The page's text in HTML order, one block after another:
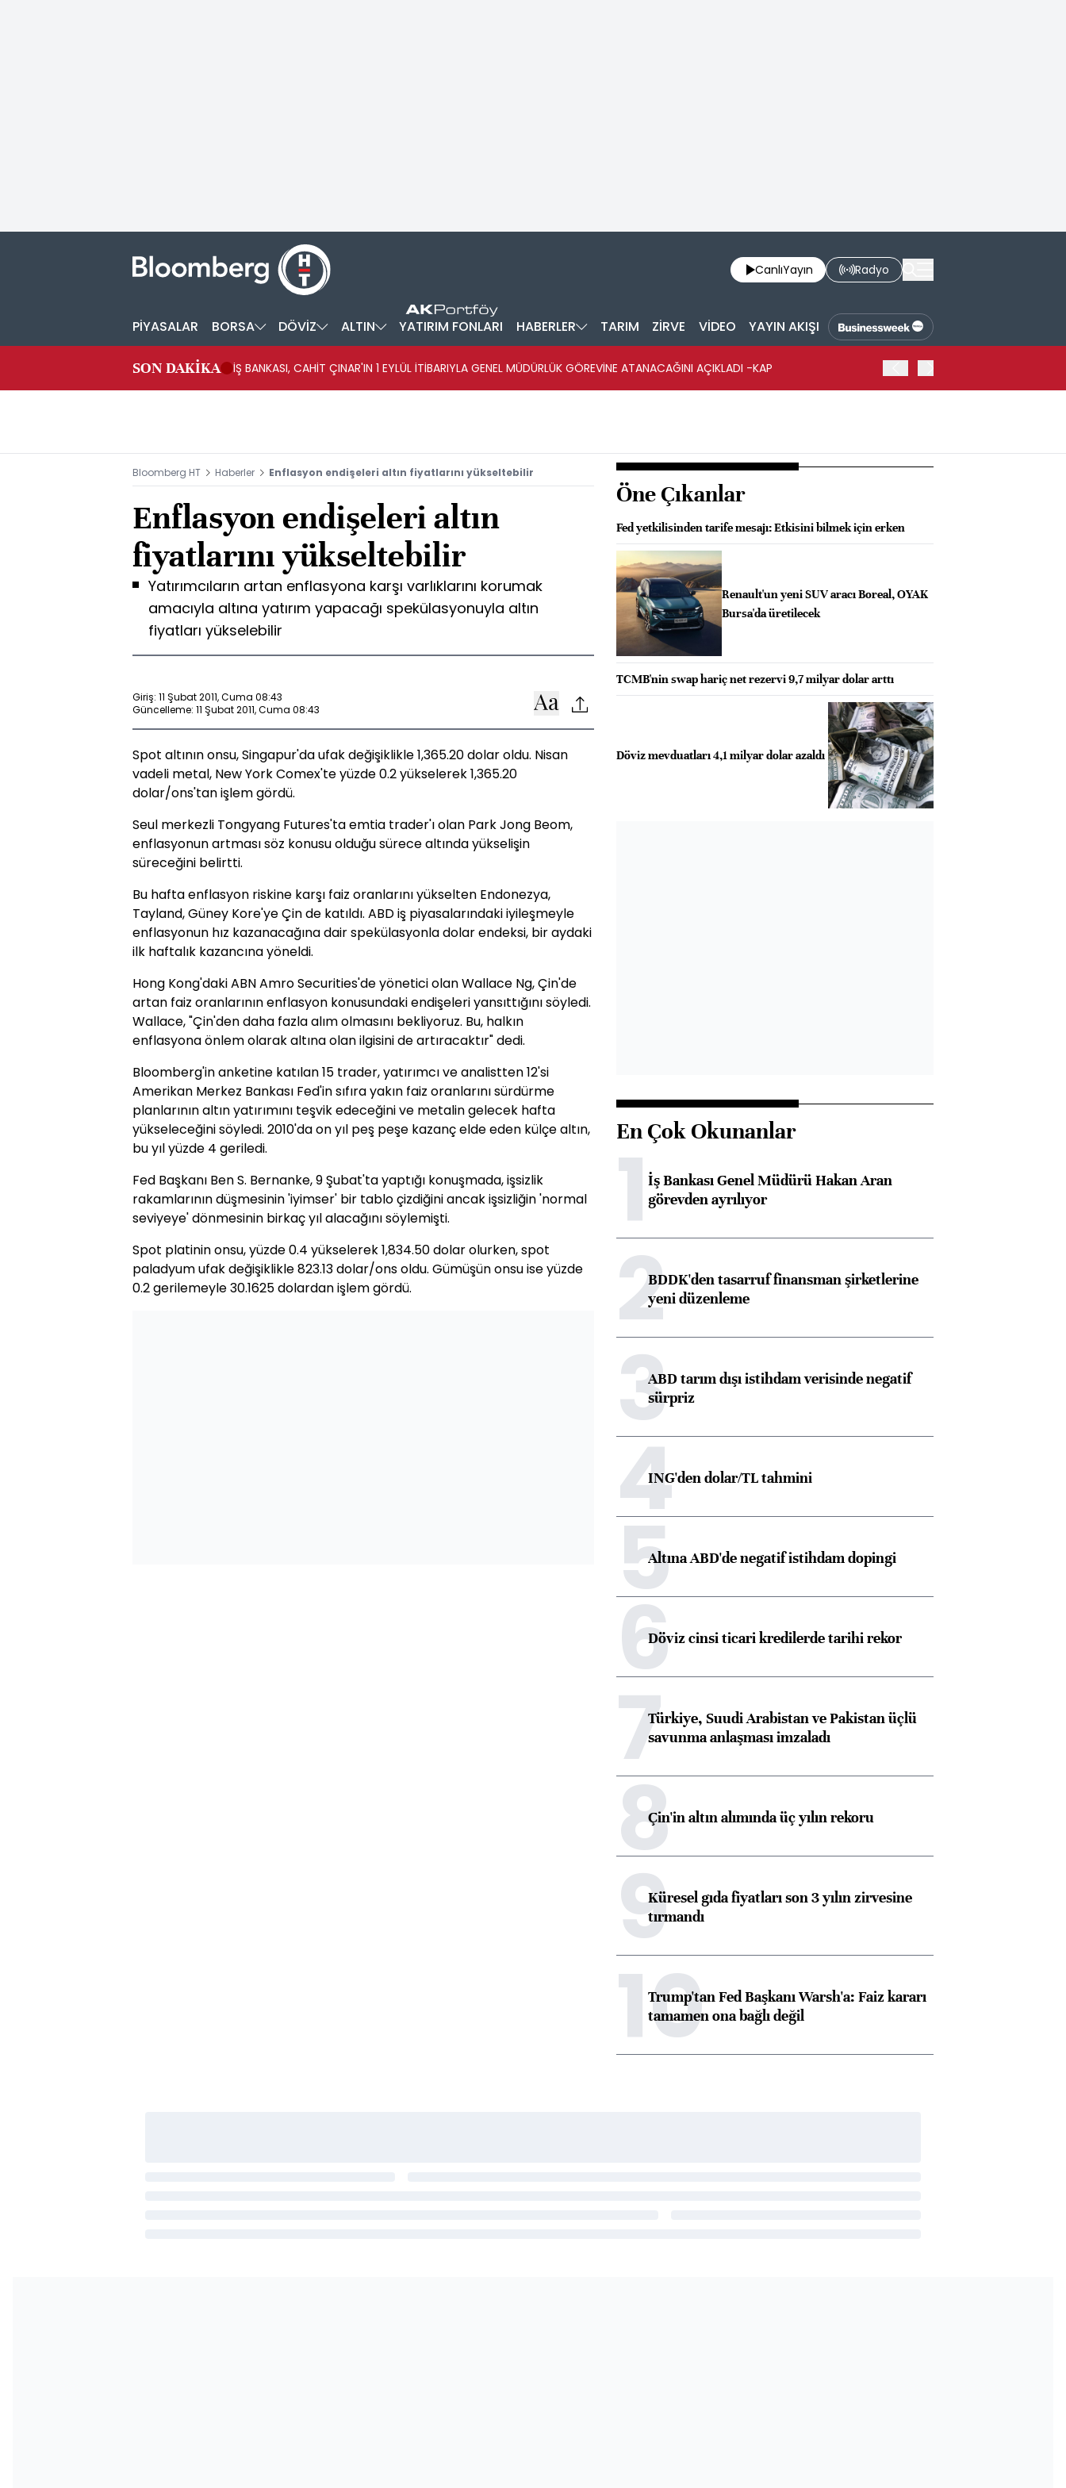
CanlıYayın Radyo
PİYASALAR BORSA DÖVİZ ALTIN YATIRIM FONLARI HABERLER TARIM ZİRVE VİDEO YAYIN AKIŞI
SON DAKİKA İŞ BANKASI, CAHİT ÇINAR'IN 1 EYLÜL İTİBARIYLA GENEL MÜDÜRLÜK GÖREVİNE ATANACAĞINI AÇIKLADI -KAP
Bloomberg HT Haberler Enflasyon endişeleri altın fiyatlarını yükseltebilir
Enflasyon endişeleri altın
fiyatlarını yükseltebilir
Yatırımcıların artan enflasyona karşı varlıklarını korumak
amacıyla altına yatırım yapacağı spekülasyonuyla altın
fiyatları yükselebilir
Giriş: 11 Şubat 2011, Cuma 08:43
Güncelleme: 11 Şubat 2011, Cuma 08:43
Spot altının onsu, Singapur'da ufak değişiklikle 1,365.20 dolar oldu. Nisan
vadeli metal, New York Comex'te yüzde 0.2 yükselerek 1,365.20
dolar/ons'tan işlem gördü.
Seul merkezli Tongyang Futures'ta emtia trader'ı olan Park Jong Beom,
enflasyonun artması söz konusu olduğu sürece altında yükselişin
süreceğini belirtti.
Bu hafta enflasyon riskine karşı faiz oranlarını yükselten Endonezya,
Tayland, Güney Kore'ye Çin de katıldı. ABD iş piyasalarındaki iyileşmeyle
enflasyonun hız kazanacağına dair spekülasyonla dolar endeksi, bir aydaki
ilk haftalık kazancına yöneldi.
Hong Kong'daki ABN Amro Securities'de yönetici olan Wallace Ng, Çin'de
artan faiz oranlarının enflasyon konusundaki endişeleri yansıttığını söyledi.
Wallace, "Çin'den daha fazla alım olmasını bekliyoruz. Bu, halkın
enflasyona önlem olarak altına olan ilgisini de artıracaktır" dedi.
Bloomberg'in anketine katılan 15 trader, yatırımcı ve analistten 12'si
Amerikan Merkez Bankası Fed'in sıfıra yakın faiz oranlarını sürdürme
planlarının altın yatırımını teşvik edeceğini ve metalin gelecek hafta
yükseleceğini söyledi. 2010'da on yıl peş peşe kazanç elde eden külçe altın,
bu yıl yüzde 4 geriledi.
Fed Başkanı Ben S. Bernanke, 9 Şubat'ta yaptığı konuşmada, işsizlik
rakamlarının düşmesinin 'iyimser' bir tablo çizdiğini ancak işsizliğin 'normal
seviyeye' dönmesinin birkaç yıl alacağını söylemişti.
Spot platinin onsu, yüzde 0.4 yükselerek 1,834.50 dolar olurken, spot
paladyum ufak değişiklikle 823.13 dolar/ons oldu. Gümüşün onsu ise yüzde
0.2 gerilemeyle 30.1625 dolardan işlem gördü.
Öne Çıkanlar
Fed yetkilisinden tarife mesajı: Etkisini bilmek için erken
Renault'un yeni SUV aracı Boreal, OYAK
Bursa'da üretilecek
TCMB'nin swap hariç net rezervi 9,7 milyar dolar arttı
Döviz mevduatları 4,1 milyar dolar azaldı
En Çok Okunanlar
1İş Bankası Genel Müdürü Hakan Aran
görevden ayrılıyor
2BDDK'den tasarruf finansman şirketlerine
yeni düzenleme
3ABD tarım dışı istihdam verisinde negatif
sürpriz
4ING'den dolar/TL tahmini
5Altına ABD'de negatif istihdam dopingi
6Döviz cinsi ticari kredilerde tarihi rekor
7Türkiye, Suudi Arabistan ve Pakistan üçlü
savunma anlaşması imzaladı
8Çin'in altın alımında üç yılın rekoru
9Küresel gıda fiyatları son 3 yılın zirvesine
tırmandı
10
Trump'tan Fed Başkanı Warsh'a: Faiz kararı
tamamen ona bağlı değil